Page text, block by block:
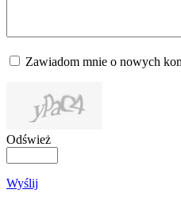
Zawiadom mnie o nowych
Odśwież
Wyślij